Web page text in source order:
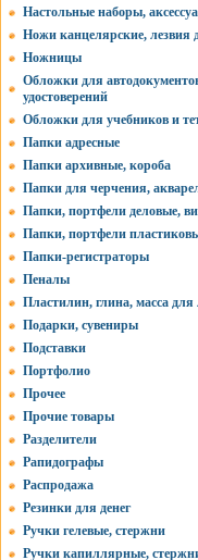
Настольные наборы,
Ножи канцелярские, лезвия
Ножницы
Обложки для
удостоверений
Обложки для учебников и
Папки адресные
Папки архивные, короба
Папки для черчения,
Папки, портфели деловые,
Папки, портфели
Папки-регистраторы
Пеналы
Пластилин, глина, масса для
Подарки, сувениры
Подставки
Портфолио
Прочее
Прочие товары
Разделители
Рапидографы
Распродажа
Резинки для денег
Ручки гелевые, стержни
Ручки капиллярные,